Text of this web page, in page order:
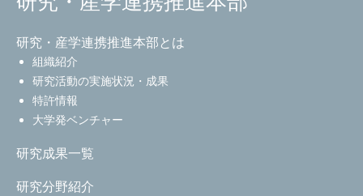
研究・産学連携推進本部とは
組織紹介
研究活動の実施状況・成果
特許情報
大学発ベンチャー
研究成果一覧
研究分野紹介